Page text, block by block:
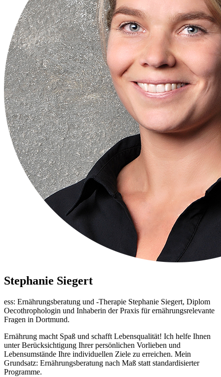
Stephanie Siegert
ess: Ernährungsberatung und -Therapie Stephanie Siegert, Diplom
Oecothrophologin und Inhaberin der Praxis für ernährungsrelevante
Fragen in Dortmund.
Ernährung macht Spaß und schafft Lebensqualität! Ich helfe Ihnen
unter Berücksichtigung Ihrer persönlichen Vorlieben und
Lebensumstände Ihre individuellen Ziele zu erreichen. Mein
Grundsatz: Ernährungsberatung nach Maß statt standardisierter
Programme.